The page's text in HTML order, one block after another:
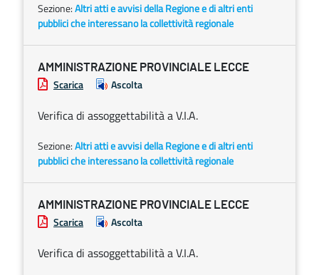
Sezione:Altri atti e avvisi della Regione e di altri enti
pubblici che interessano la collettività regionale
AMMINISTRAZIONE PROVINCIALE LECCE
Scarica Ascolta
Verifica di assoggettabilità a V.I.A.
Sezione:Altri atti e avvisi della Regione e di altri enti
pubblici che interessano la collettività regionale
AMMINISTRAZIONE PROVINCIALE LECCE
Scarica Ascolta
Verifica di assoggettabilità a V.I.A.